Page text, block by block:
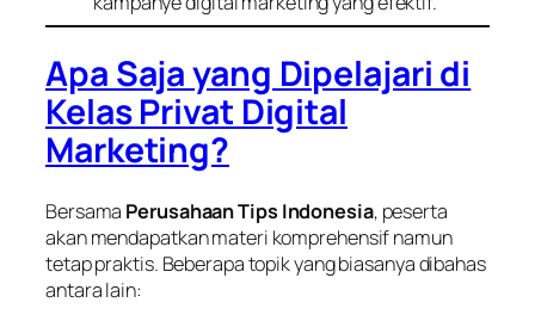
Apa Saja yang Dipelajari di
Kelas Privat Digital
Marketing?
Bersama Perusahaan Tips Indonesia, peserta
akan mendapatkan materi komprehensif namun
tetap praktis. Beberapa topik yang biasanya dibahas
antara lain: